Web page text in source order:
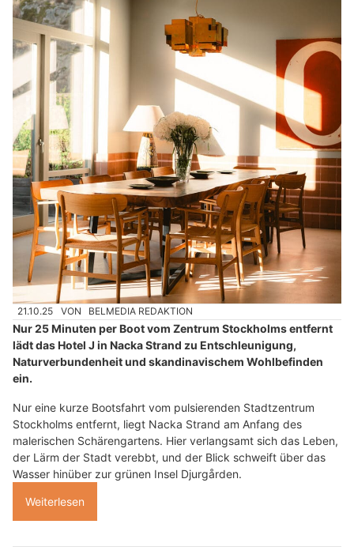
21.10.25 VON BELMEDIA REDAKTION
Nur 25 Minuten per Boot vom Zentrum Stockholms entfernt
lädt das Hotel J in Nacka Strand zu Entschleunigung,
Naturverbundenheit und skandinavischem Wohlbefinden
ein.
Nur eine kurze Bootsfahrt vom pulsierenden Stadtzentrum
Stockholms entfernt, liegt Nacka Strand am Anfang des
malerischen Schärengartens. Hier verlangsamt sich das Leben,
der Lärm der Stadt verebbt, und der Blick schweift über das
Wasser hinüber zur grünen Insel Djurgården.
Weiterlesen